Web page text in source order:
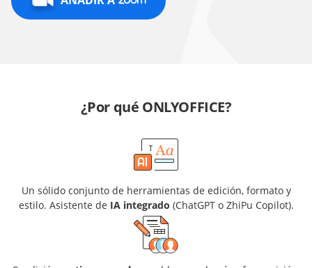
¿Por qué ONLYOFFICE?
Un sólido conjunto de herramientas de edición, formato y
estilo. Asistente de IA integrado (ChatGPT o ZhiPu Copilot).